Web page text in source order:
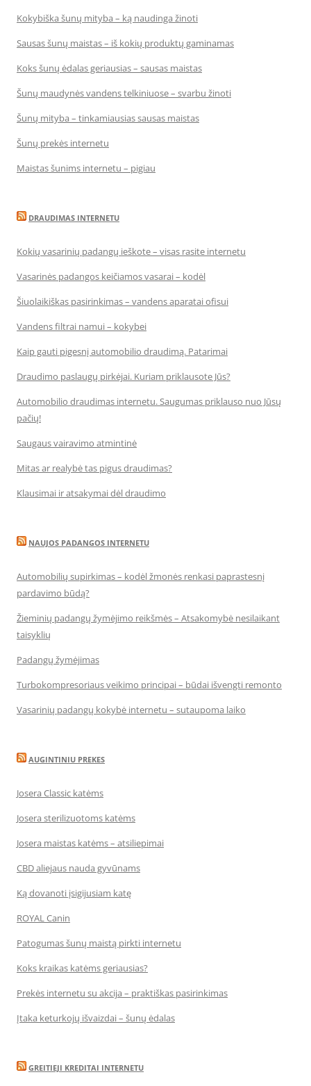
Kokybiška šunų mityba – ką naudinga žinoti
Sausas šunų maistas – iš kokių produktų gaminamas
Koks šunų ėdalas geriausias – sausas maistas
Šunų maudynės vandens telkiniuose – svarbu žinoti
Šunų mityba – tinkamiausias sausas maistas
Šunų prekės internetu
Maistas šunims internetu – pigiau
DRAUDIMAS INTERNETU
Kokių vasarinių padangų ieškote – visas rasite internetu
Vasarinės padangos keičiamos vasarai – kodėl
Šiuolaikiškas pasirinkimas – vandens aparatai ofisui
Vandens filtrai namui – kokybei
Kaip gauti pigesnį automobilio draudimą. Patarimai
Draudimo paslaugų pirkėjai. Kuriam priklausote Jūs?
Automobilio draudimas internetu. Saugumas priklauso nuo Jūsų
pačių!
Saugaus vairavimo atmintinė
Mitas ar realybė tas pigus draudimas?
Klausimai ir atsakymai dėl draudimo
NAUJOS PADANGOS INTERNETU
Automobilių supirkimas – kodėl žmonės renkasi paprastesnį
pardavimo būdą?
Žieminių padangų žymėjimo reikšmės – Atsakomybė nesilaikant
taisyklių
Padangų žymėjimas
Turbokompresoriaus veikimo principai – būdai išvengti remonto
Vasarinių padangų kokybė internetu – sutaupoma laiko
AUGINTINIU PREKES
Josera Classic katėms
Josera sterilizuotoms katėms
Josera maistas katėms – atsiliepimai
CBD aliejaus nauda gyvūnams
Ką dovanoti įsigijusiam katę
ROYAL Canin
Patogumas šunų maistą pirkti internetu
Koks kraikas katėms geriausias?
Prekės internetu su akcija – praktiškas pasirinkimas
Įtaka keturkojų išvaizdai – šunų ėdalas
GREITIEJI KREDITAI INTERNETU